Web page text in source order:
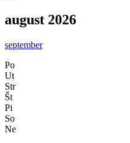
august 2026
september
Po
Ut
Str
Št
Pi
So
Ne